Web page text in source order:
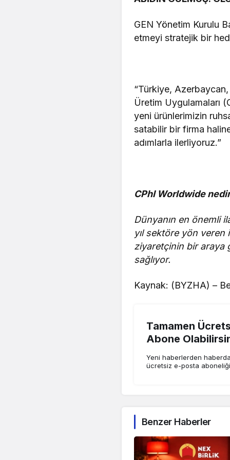
GEN Yönetim Kurulu
etmeyi stratejik bir
“Türkiye,
Üretim Uygulamaları
yeni ürünlerimizin
satabilir bir firma
adımlarla ilerliyoruz.”
CPhI Worldwide
Dünyanın en önemli
yıl sektöre yön veren
ziyaretçinin bir araya
sağlıyor.
Kaynak: (BYZHA) –
Tamamen
Abone
Yeni haberlerden
ücretsiz e-posta
Benzer Haberler